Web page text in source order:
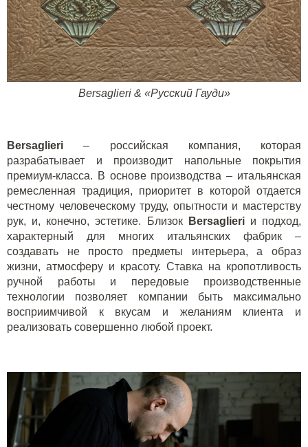
Bersaglieri& «Русский Гауди»
Bersaglieri – российская компания, которая
разрабатывает и производит напольные покрытия
премиум-класса. В основе производства – итальянская
ремесленная традиция, приоритет в которой отдается
честному человеческому труду, опытности и мастерству
рук, и, конечно, эстетике. Близок
Bersaglieri и подход,
характерный для многих итальянских фабрик –
создавать не просто предметы интерьера, а образ
жизни, атмосферу и красоту. Ставка на кропотливость
ручной работы и передовые производственные
технологии позволяет компании быть максимально
восприимчивой к вкусам и желаниям клиента и
реализовать совершенно любой проект.